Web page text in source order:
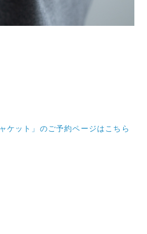
ケット」のご予約ページはこちら